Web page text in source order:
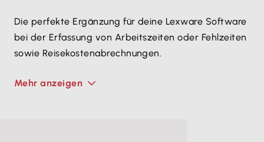
Die perfekte Ergänzung für deine Lexware Software
bei der Erfassung von Arbeitszeiten oder Fehlzeiten
sowie Reisekostenabrechnungen.
Mehr anzeigen